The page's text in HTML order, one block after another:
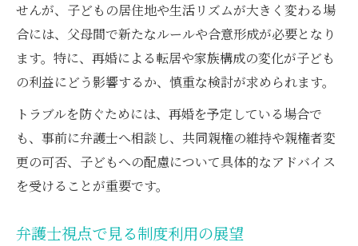
せんが、子どもの居住地や生活リズムが大きく変わる場
合には、父母間で新たなルールや合意形成が必要となり
ます。特に、再婚による転居や家族構成の変化が子ども
の利益にどう影響するか、慎重な検討が求められます。
トラブルを防ぐためには、再婚を予定している場合で
も、事前に弁護士へ相談し、共同親権の維持や親権者変
更の可否、子どもへの配慮について具体的なアドバイス
を受けることが重要です。
弁護士視点で見る制度利用の展望